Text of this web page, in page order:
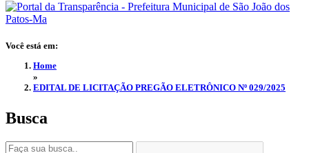
Você está em:
Home
»
EDITAL DE LICITAÇÃO PREGÃO ELETRÔNICO Nº 029/2025
Busca